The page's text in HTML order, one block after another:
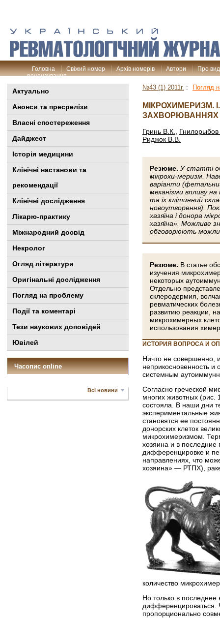
Головна Свіжий номер Архів номерів Автори
Про
рецензування
Актуально
Анонси та пресрелізи
Власні спостереження
Дайджест
Історія медицини
Клінiчні настанови та
рекомендації
Клінічні дослідження
Лікарю-практику
Міжнародний досвід
Некролог
Огляд літератури
Оригінальні дослідження
Погляд на проблему
Події та коментарі
Тези наукових доповідей
Ювілей
Часопис online
Всі новини
№43 (1) 2011г. : Погляд
МІКРОХИМЕРИЗМ.
ЗАХВОРЮВАННЯХ
Гринь В.К.
Риджок В.В.
Резюме. У статті
мікрохи-меризм.
варіанти
механізми впливу
та їх клітинний
новоутворення).
хазяїна і донора
хазяїна». Можливе
обговорюють
Резюме. В статье
изучения
некоторых
Отдельно
склеродермия,
ревматических
развитию реакции,
микрохимерных
использования
ИСТОРИЯ ВОПРОСА И
Ничто не совершенно,
неприкосновенность и
системным
Согласно греческой
многих животных (рис.
состояла. В наши дни
экспериментальные
становятся ее
донорских клеток
микрохимеризмом.
хозяина и в последние
дифференцировке и
направлениях, что
хозяина» — РТПХ),
количество
Но только в
дифференцироваться.
пропорционально